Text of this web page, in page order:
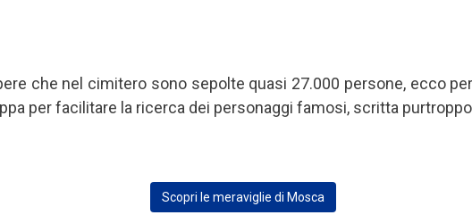
che nel cimitero sono sepolte quasi 27.000 persone, ecco
per facilitare la ricerca dei personaggi famosi, scritta
Scopri le meraviglie di Mosca